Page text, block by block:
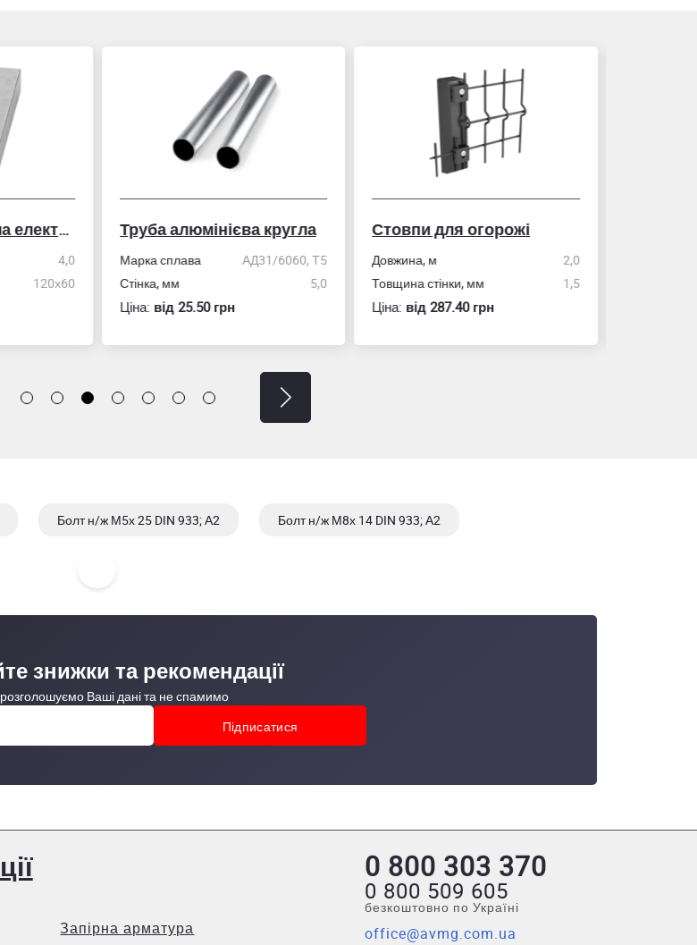
Труба нержавіюча електрозварна профільна
4,0
120х60
Труба алюмінієва кругла
Марка сплава
АД31/6060, Т5
Стінка, мм
5,0
Ціна: вiд 25.50 грн
Стовпи для огорожі
Довжина, м
2,0
Товщина стінки, мм
1,5
Ціна: вiд 287.40 грн
Болт н/ж М5х 25 DIN 933; А2 Болт н/ж М8х 14 DIN 933; А2
знижки та рекомендації
Ваші дані та не спамимо
Запірна арматура
0 800 303 370
0 800 509 605
безкоштовно по Україні
office@avmg.com.ua